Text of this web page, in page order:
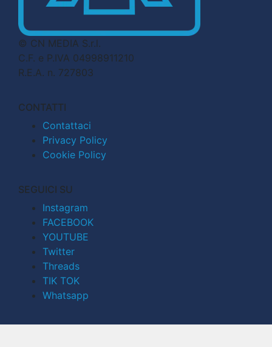
© CN MEDIA S.r.l.
C.F. e P.IVA 04998911210
R.E.A. n. 727803
CONTATTI
Contattaci
Privacy Policy
Cookie Policy
SEGUICI SU
Instagram
FACEBOOK
YOUTUBE
Twitter
Threads
TIK TOK
Whatsapp